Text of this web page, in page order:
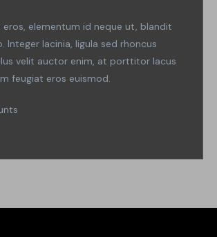
eros, elementum id neque ut, blandit
Integer lacinia, ligula sed rhoncus
velit auctor enim, at porttitor lacus
feugiat eros euismod.